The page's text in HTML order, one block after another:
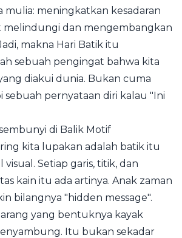
mulia: meningkatkan kesadaran
melindungi dan mengembangkan
makna Hari Batik itu
sebuah pengingat bahwa kita
diakui dunia. Bukan cuma
sebuah pernyataan diri kalau "Ini
di Balik Motif
kita lupakan adalah batik itu
Setiap garis, titik, dan
kain itu ada artinya. Anak zaman
bilangnya "hidden message".
yang bentuknya kayak
Itu bukan sekadar